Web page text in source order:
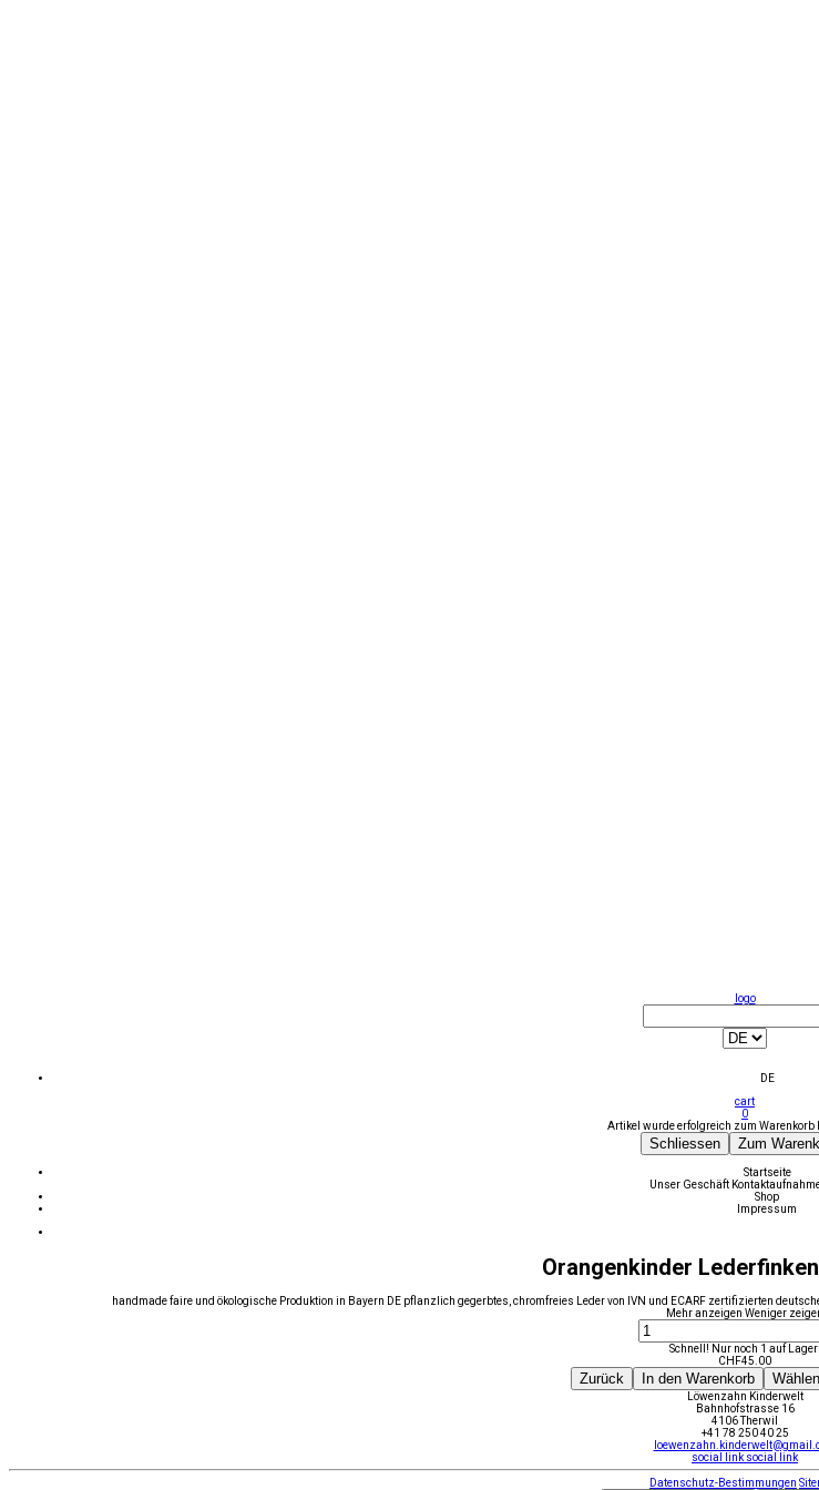
logo
DE
cart
0
Artikel wurde erfolgreich zum Warenkorb
Schliessen Zum
Startseite
Unser Geschäft
Shop
Impressum
Orangenkinder
handmade faire und ökologische Produktion in Bayern DE pflanzlich gegerbtes, chromfreies Leder von IVN und ECARF zertifizierten
Mehr anzeigen Weniger
Schnell! Nur noch 1 auf Lager!
CHF45.00
Zurück In den Warenkorb
Löwenzahn Kinderwelt
Bahnhofstrasse 16
4106 Therwil
+41 78 250 40 25
social link social link
Datenschutz-Bestimmungen